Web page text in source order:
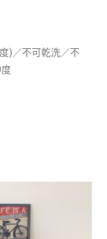
)／不可乾洗／不